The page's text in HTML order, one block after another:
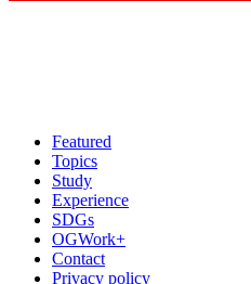
Featured
Topics
Study
Experience
SDGs
OGWork+
Contact
Privacy policy